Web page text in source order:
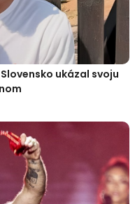
ukázal svoju